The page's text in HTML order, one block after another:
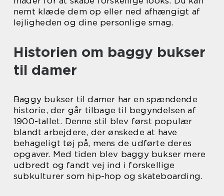
nemt klæde dem op eller ned afhængigt af
lejligheden og dine personlige smag.
Historien om baggy bukser
til damer
Baggy bukser til damer har en spændende
historie, der går tilbage til begyndelsen af
1900-tallet. Denne stil blev først populær
blandt arbejdere, der ønskede at have
behageligt tøj på, mens de udførte deres
opgaver. Med tiden blev baggy bukser mere
udbredt og fandt vej ind i forskellige
subkulturer som hip-hop og skateboarding.